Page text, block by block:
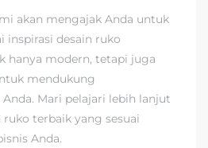
akan mengajak Anda untuk
inspirasi desain ruko
hanya modern, tetapi juga
mendukung
Mari pelajari lebih lanjut
terbaik yang sesuai
Anda.